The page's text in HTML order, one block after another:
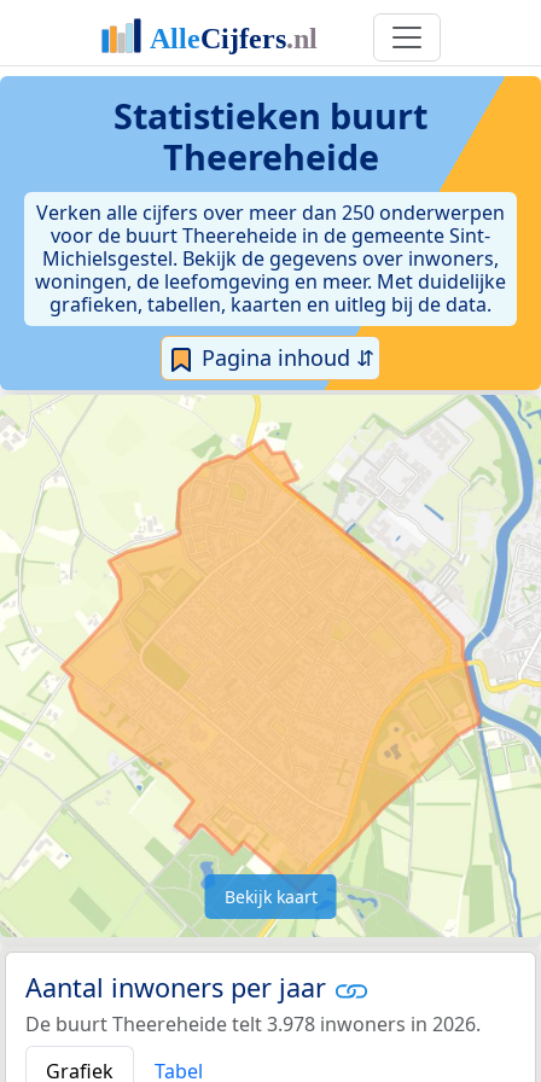
Statistieken buurt
Theereheide
Verken alle cijfers over meer dan 250 onderwerpen
voor de buurt Theereheide in de gemeente Sint-
Michielsgestel. Bekijk de gegevens over inwoners,
woningen, de leefomgeving en meer. Met duidelijke
grafieken, tabellen, kaarten en uitleg bij de data.
Pagina inhoud ⇵
Bekijk kaart
Aantal inwoners per jaar
De buurt Theereheide telt 3.978 inwoners in 2026.
Grafiek
Tabel